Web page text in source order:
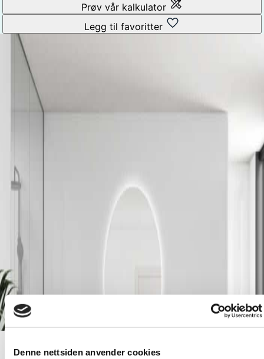
Denne nettsiden anvender cookies
Prøv vår kalkulator
Legg til favoritter